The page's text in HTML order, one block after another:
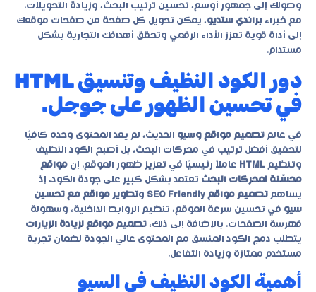
وصولك إلى جمهور أوسع، تحسين ترتيب البحث، وزيادة التحويلات.
مع خبراء براندي ستديو، يمكن تحويل كل صفحة من صفحات موقعك
إلى أداة قوية تعزز الأداء الرقمي وتحقق أهدافك التجارية بشكل
مستدام.
دور الكود النظيف وتنسيق HTML
في تحسين الظهور على جوجل.
في عالم تصميم مواقع وسيو الحديث، لم يعد المحتوى وحده كافيًا
لتحقيق أفضل ترتيب في محركات البحث، بل أصبح الكود النظيف
وتنظيم HTML عاملاً رئيسيًا في تعزيز ظهور الموقع. إن مواقع
محسّنة لمحركات البحث تعتمد بشكل كبير على جودة الكود، إذ
يساهم تصميم مواقع SEO Friendly وتطوير مواقع مع تحسين
سيو في تحسين سرعة الموقع، تنظيم الروابط الداخلية، وسهولة
فهرسة الصفحات. بالإضافة إلى ذلك، تصميم مواقع لزيادة الزيارات
يتطلب دمج الكود المنسق مع المحتوى عالي الجودة لضمان تجربة
مستخدم ممتازة وزيادة التفاعل.
أهمية الكود النظيف في السيو